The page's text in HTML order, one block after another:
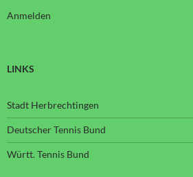
Anmelden
LINKS
Stadt Herbrechtingen
Deutscher Tennis Bund
Württ. Tennis Bund